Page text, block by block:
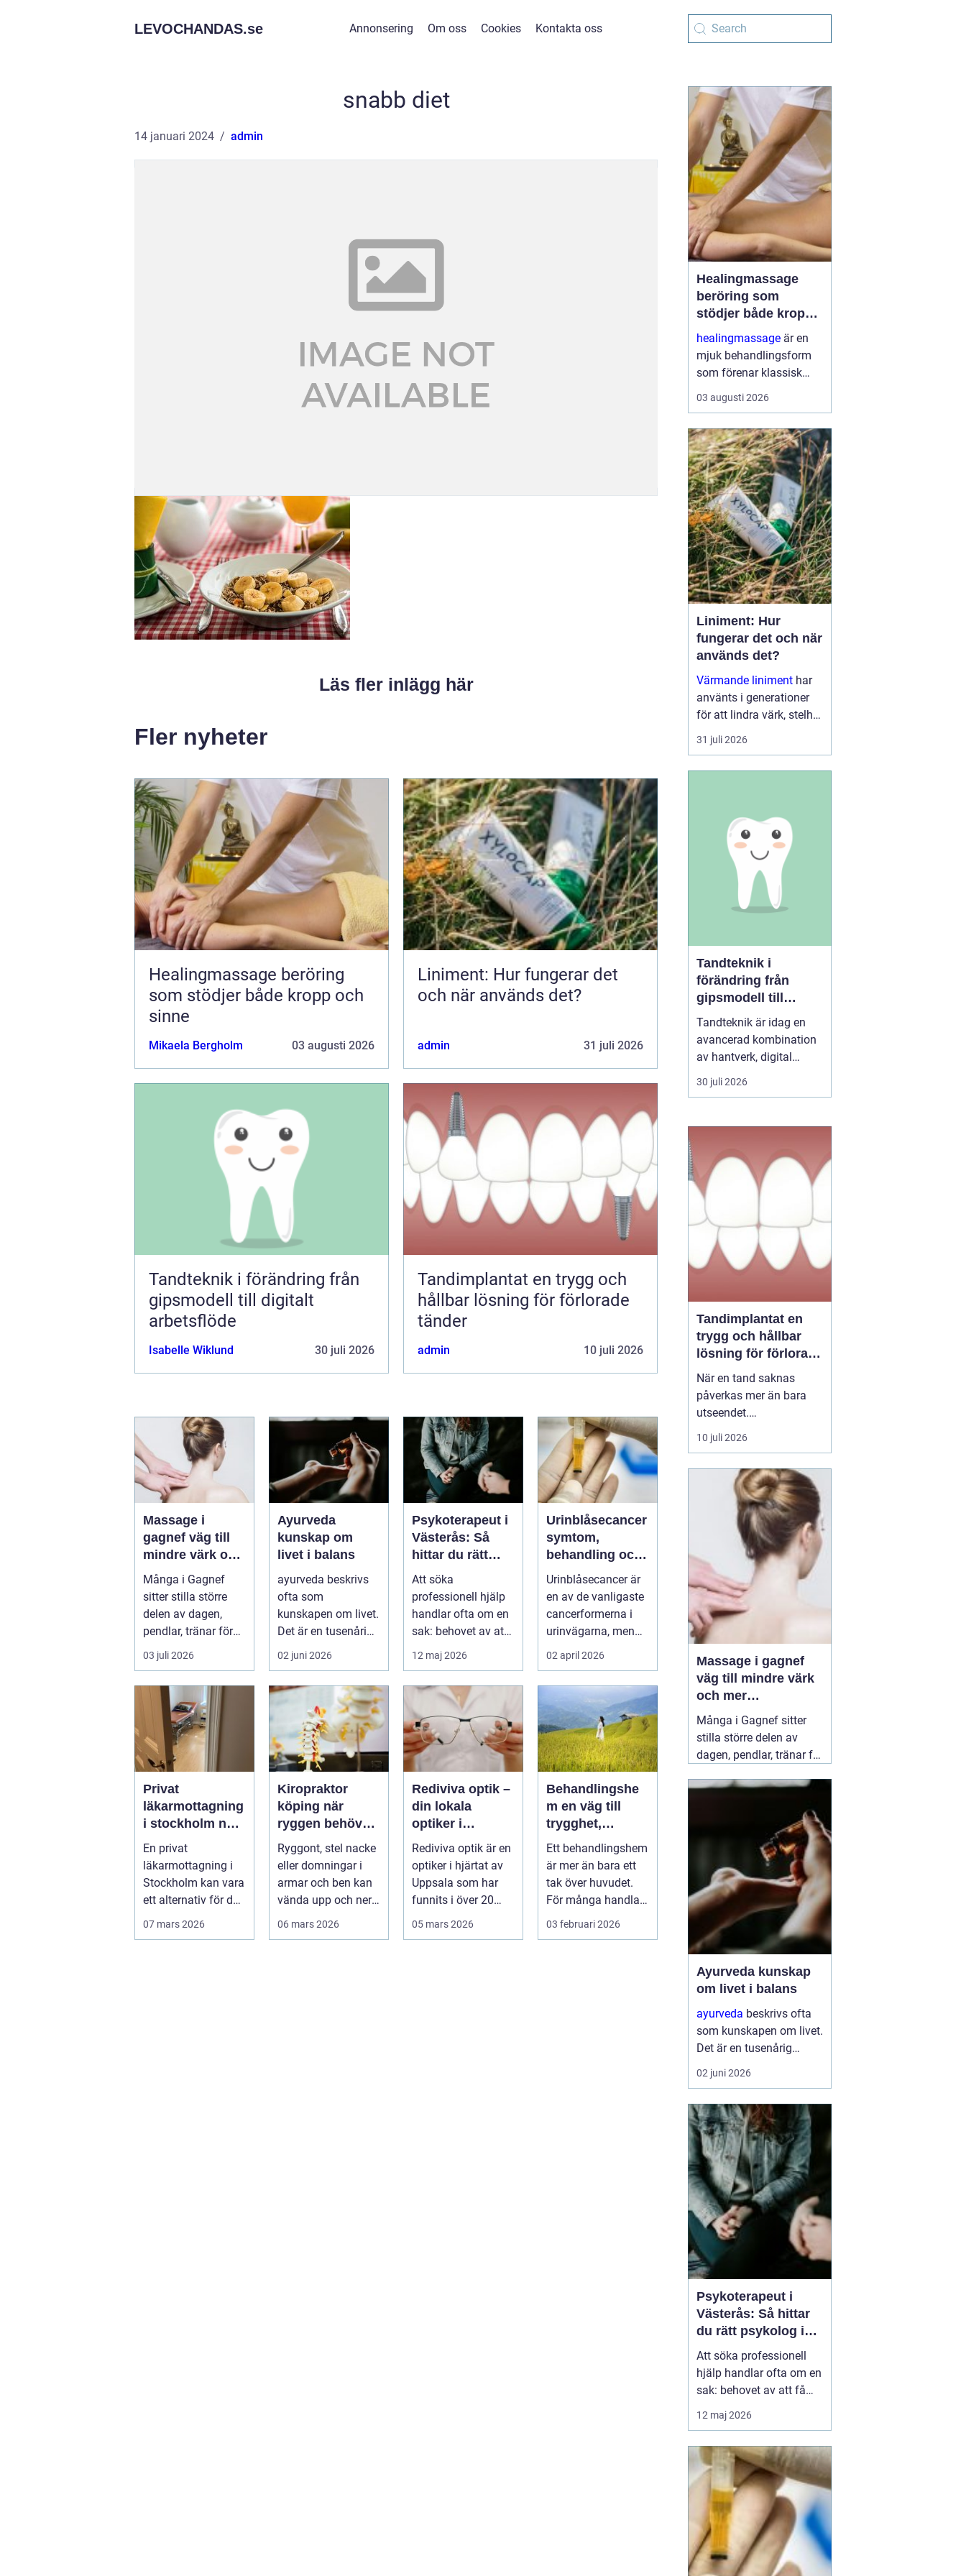
LEVOCHANDAS.se Annonsering Om oss Cookies Kontakta oss
snabb diet
14 januari 2024 admin
Läs fler inlägg här
Fler nyheter
Healingmassage beröring
som stödjer både kropp och
sinne
Mikaela Bergholm 03 augusti 2026
Liniment: Hur fungerar det
och när används det?
admin 31 juli 2026
Tandteknik i förändring från
gipsmodell till digitalt
arbetsflöde
Isabelle Wiklund 30 juli 2026
Tandimplantat en trygg och
hållbar lösning för förlorade
tänder
admin 10 juli 2026
Massage i
gagnef väg till
mindre värk och
mer
vardagsenergi
Många i Gagnef
sitter stilla större
delen av dagen,
pendlar, tränar för
hårt eller sover
dåligt. Axl...
03 juli 2026
Ayurveda
kunskap om
livet i balans
ayurveda beskrivs
ofta som
kunskapen om livet.
Det är en tusenårig
tradition som väver
samman kropp,...
02 juni 2026
Psykoterapeut i
Västerås: Så
hittar du rätt
psykolog i
Västerås för
samtal och
terapi
Att söka
professionell hjälp
handlar ofta om en
sak: behovet av att
få prata med n&a...
12 maj 2026
Urinblåsecancer
symtom,
behandling och
livet efter
diagnosen
Urinblåsecancer är
en av de vanligaste
cancerformerna i
urinvägarna, men
trots det hamnar
den ofta i...
02 april 2026
Privat
läkarmottagning
i stockholm när
personlig vård
och
specialistkunsk
ap är viktig
En privat
läkarmottagning i
Stockholm kan vara
ett alternativ för den
07 mars 2026
Kiropraktor
köping när
ryggen behöver
mer än vila
Ryggont, stel nacke
eller domningar i
armar och ben kan
vända upp och ner
06 mars 2026
Rediviva optik –
din lokala
optiker i
Uppsala
Rediviva optik är en
optiker i hjärtat av
Uppsala som har
funnits i över 20
05 mars 2026
Behandlingshe
m en väg till
trygghet,
struktur och
förändring
Ett behandlingshem
är mer än bara ett
tak över huvudet.
För många handlar
det om att få en
03 februari 2026
Healingmassage
beröring som
stödjer både kropp
och sinne
healingmassage är en
mjuk behandlingsform
som förenar klassisk
massage med
energibaserad healing.
avslappning, lösa upp
spänningar och stödja
kroppens egen förmåga
till åt...
03 augusti 2026
Liniment: Hur
fungerar det och när
används det?
Värmande liniment har
använts i generationer
för att lindra värk, stelhet
och trötta muskler. I dag
finns moderna, mer
31 juli 2026
Tandteknik i
förändring från
gipsmodell till
digitalt arbetsflöde
Tandteknik är idag en
avancerad kombination
av hantverk, digital
teknik och medicinsk
kunskap. Bakom varje
eller protes står ett
estetik, funktion och
långsiktig hållbarhet
vägs samman. När klinik
och labb sa...
30 juli 2026
Tandimplantat en
trygg och hållbar
lösning för förlorade
tänder
När en tand saknas
påverkas mer än bara
utseendet.
Tuggfunktionen
försämras, leendet
blir osäkra i sociala
sammanhang.
tandimplantathar under
de senaste åren blivit en
10 juli 2026
Massage i gagnef
väg till mindre värk
och mer
vardagsenergi
Många i Gagnef sitter
stilla större delen av
dagen, pendlar, tränar för
Axlarna kryper upp mot
värker och huvudvärken
kommer smygande på
eftermiddagen. Då börjar
många03 juli 2026
Ayurveda kunskap
om livet i balans
ayurveda beskrivs ofta
som kunskapen om livet.
Det är en tusenårig
tradition som väver
samman kropp, sinne
stället för att bara
dämpa symptom
försöker ayurvedan
förstå varför v...
02 juni 2026
Psykoterapeut i
Västerås: Så hittar
du rätt psykolog i
Västerås för samtal
och terapi
Att söka professionell
hjälp handlar ofta om en
sak: behovet av att få
prata med någon som
lyssnar, förstår och kan
perspektiv. Många som
letar efter Psykolog
Västerås längtar efter...
12 maj 2026